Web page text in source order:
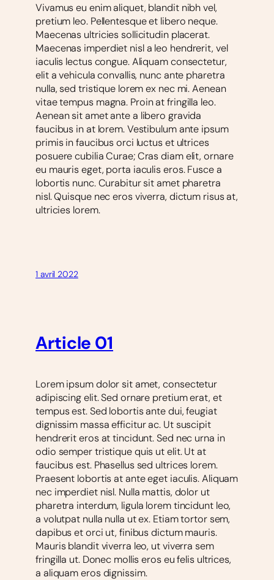
Vivamus eu enim aliquet, blandit nibh vel,
pretium leo. Pellentesque et libero neque.
Maecenas ultricies sollicitudin placerat.
Maecenas imperdiet nisl a leo hendrerit, vel
iaculis lectus congue. Aliquam consectetur,
elit a vehicula convallis, nunc ante pharetra
nulla, sed tristique lorem ex nec mi. Aenean
vitae tempus magna. Proin at fringilla leo.
Aenean sit amet ante a libero gravida
faucibus in at lorem. Vestibulum ante ipsum
primis in faucibus orci luctus et ultrices
posuere cubilia Curae; Cras diam elit, ornare
eu mauris eget, porta iaculis eros. Fusce a
lobortis nunc. Curabitur sit amet pharetra
nisl. Quisque nec eros viverra, dictum risus at,
ultricies lorem.
1 avril 2022
Article 01
Lorem ipsum dolor sit amet, consectetur
adipiscing elit. Sed ornare pretium erat, et
tempus est. Sed lobortis ante dui, feugiat
dignissim massa efficitur ac. Ut suscipit
hendrerit eros at tincidunt. Sed nec urna in
odio semper tristique quis ut elit. Ut at
faucibus est. Phasellus sed ultrices lorem.
Praesent lobortis at ante eget iaculis. Aliquam
nec imperdiet nisl. Nulla mattis, dolor ut
pharetra interdum, ligula lorem tincidunt leo,
a volutpat nulla nulla ut ex. Etiam tortor sem,
dapibus et orci ut, finibus dictum mauris.
Mauris blandit viverra leo, ut viverra sem
fringilla ut. Donec mollis eros eu felis ultrices,
a aliquam eros dignissim.